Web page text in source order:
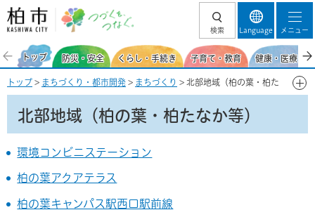
柏市 つづくを、
検索 Language メニュー
トップ 防災・安全 くらし・手続き 子育て・教育 健康・医療・
トップ > まちづくり・都市開発 > まちづくり > 北部地域（柏の葉・柏た
なか等）
北部地域（柏の葉・柏たなか等）
環境コンビニステーション
柏の葉アクアテラス
柏の葉キャンパス駅西口駅前線